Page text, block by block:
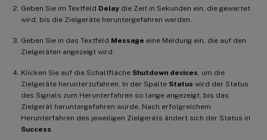
Geben Sie im Textfeld Delay die Zeit in Sekunden ein, die gewartet
wird, bis die Zielgeräte heruntergefahren werden.
Geben Sie in das Textfeld Message eine Meldung ein, die auf den
Zielgeräten angezeigt wird.
Klicken Sie auf die Schaltfläche Shutdown devices , um die
Zielgeräte herunterzufahren. In der Spalte Status wird der Status
des Signals zum Herunterfahren so lange angezeigt, bis das
Zielgerät heruntergefahren wurde. Nach erfolgreichem
Herunterfahren des jeweiligen Zielgeräts ändert sich der Status in
Success